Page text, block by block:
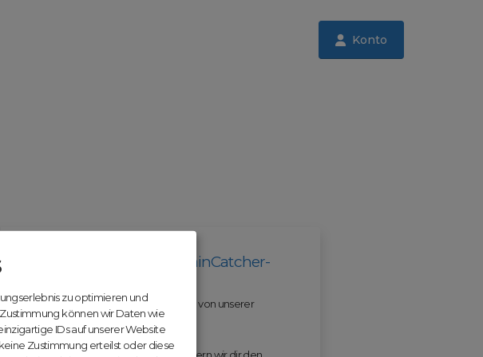
Konto
Werde jetzt Teil der DomainCatcher-
Nutze unsere Erfahrung und profitiere von unserer
innovativen Plattform:
Mit Domex und ODM erleichtern wir dir den
zu optimieren und
können wir Daten wie
IDs auf unserer Website
Zustimmung erteilst oder diese